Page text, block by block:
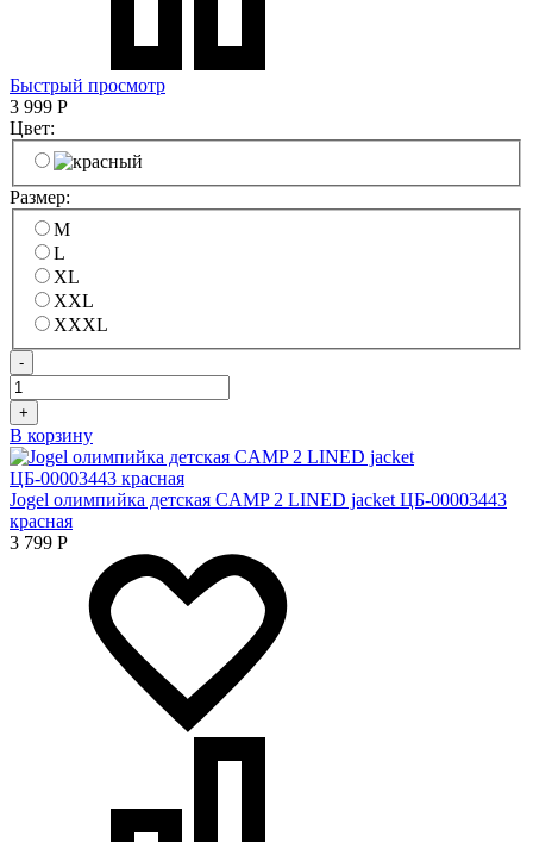
Быстрый просмотр
3 999 Р
Цвет:
Размер:
M
L
XL
XXL
XXXL
-
+
В корзину
Jogel олимпийка детская CAMP 2 LINED jacket ЦБ-00003443
красная
3 799 Р